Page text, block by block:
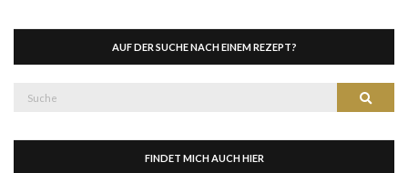
AUF DER SUCHE NACH EINEM REZEPT?
Suche
FINDET MICH AUCH HIER